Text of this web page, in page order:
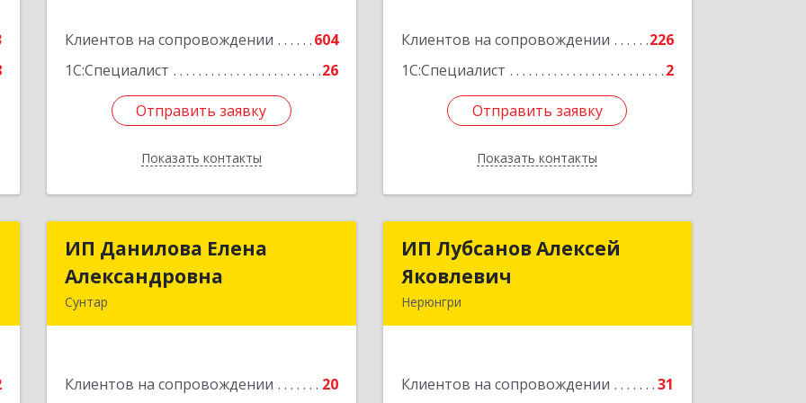
Клиентов на сопровождении
604
1С:Специалист
26
Отправить заявку
Показать контакты
Отправить заявку
Назад
Клиентов на сопровождении
226
1С:Специалист
2
Отправить заявку
Показать контакты
Отправить заявку
Назад
ИП Данилова Елена
Александровна
Сунтар
Клиентов на сопровождении 20
ИП Данилова Елена
Александровна
ИП Лубсанов Алексей
Яковлевич
Нерюнгри
Клиентов на сопровождении 31
ИП Лубсанов Алексей